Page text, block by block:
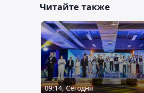
Читайте также
09:14, Сегодня